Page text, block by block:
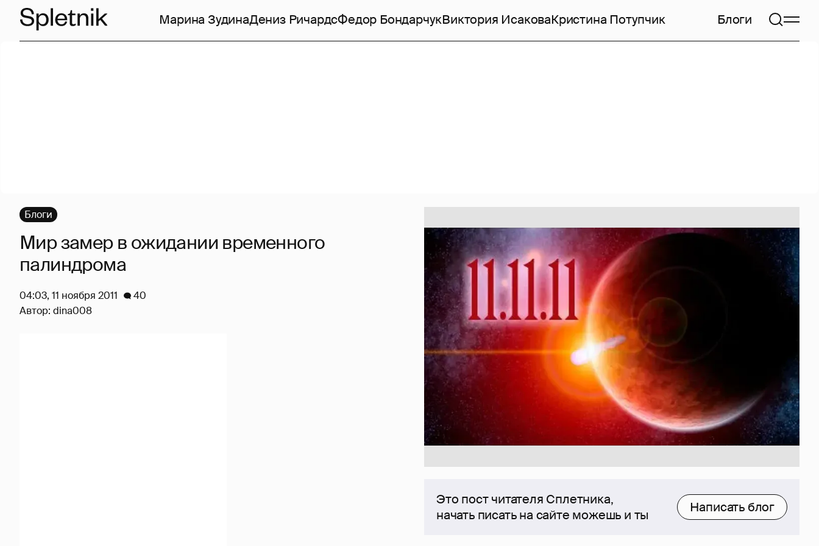
Марина ЗудинаДениз РичардсФедор БондарчукВиктория ИсаковаКристина Потупчик Блоги
Это пост читателя Сплетника,
начать писать на сайте можешь и ты
Написать блог
Блоги
Мир замер в ожидании временного
палиндрома
04:03, 11 ноября 2011
40
Автор: dina008